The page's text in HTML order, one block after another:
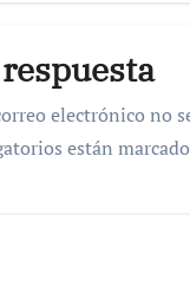
electrónico no
están